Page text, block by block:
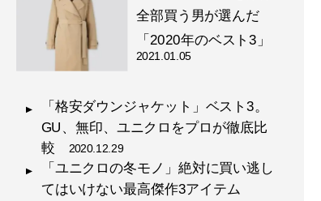
全部買う男が選んだ
「2020年のベスト3」
2021.01.05
「格安ダウンジャケット」ベスト3。
GU、無印、ユニクロをプロが徹底比
較 2020.12.29
「ユニクロの冬モノ」絶対に買い逃し
てはいけない最高傑作3アイテム